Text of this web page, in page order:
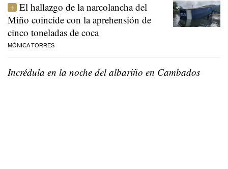
El hallazgo de la narcolancha del
Miño coincide con la aprehensión de
cinco toneladas de coca
MÓNICA TORRES
Incrédula en la noche del albariño en Cambados